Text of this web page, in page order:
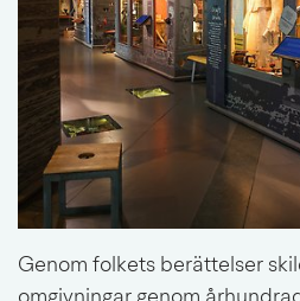
Genom folkets berättelser